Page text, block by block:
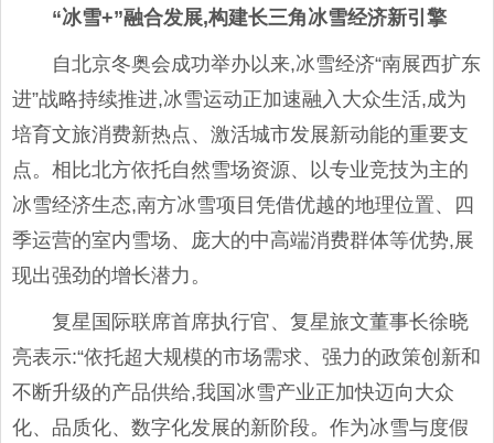
“冰雪+”融合发展,构建长三角冰雪经济新引擎
自北京冬奥会成功举办以来,冰雪经济“南展西扩东
进”战略持续推进,冰雪运动正加速融入大众生活,成为
培育文旅消费新热点、激活城市发展新动能的重要支
点。相比北方依托自然雪场资源、以专业竞技为主的
冰雪经济生态,南方冰雪项目凭借优越的地理位置、四
季运营的室内雪场、庞大的中高端消费群体等优势,展
现出强劲的增长潜力。
复星国际联席首席执行官、复星旅文董事长徐晓
亮表示:“依托超大规模的市场需求、强力的政策创新和
不断升级的产品供给,我国冰雪产业正加快迈向大众
化、品质化、数字化发展的新阶段。作为冰雪与度假